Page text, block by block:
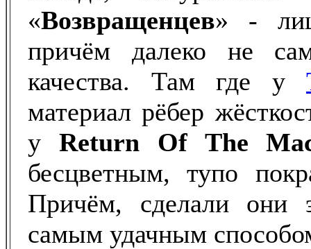
«Возвращенцев» -
причём далеко не
качества. Там где у
материал рёбер
у Return Of The
бесцветным, тупо
Причём, сделали они
самым удачным